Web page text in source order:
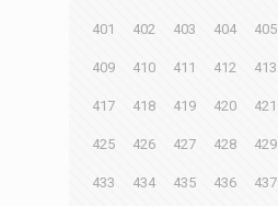
401 402 403 404 405
409 410 411 412 413
417 418 419 420 421
425 426 427 428 429
433 434 435 436 437